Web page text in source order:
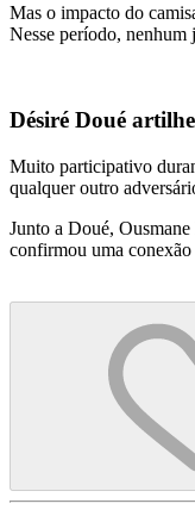
Mas o impacto do
Nesse período, nenhum
Désiré Doué
Muito participativo
qualquer outro
Junto a Doué,
confirmou uma